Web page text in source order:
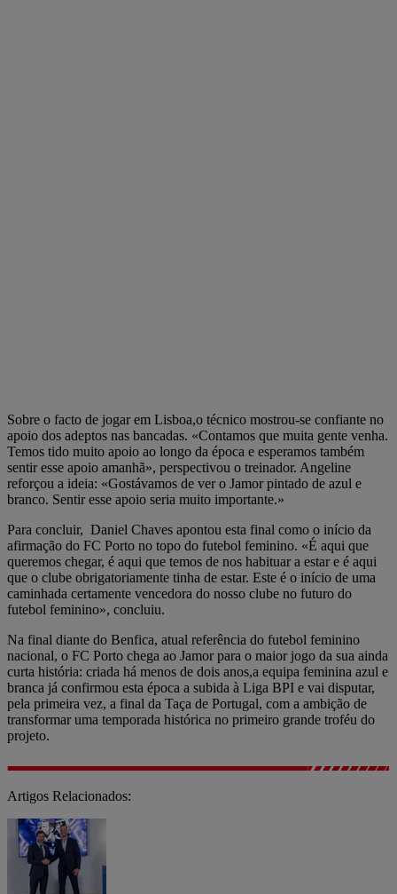
Sobre o facto de jogar em Lisboa,o técnico mostrou-se confiante no
apoio dos adeptos nas bancadas. «Contamos que muita gente venha.
Temos tido muito apoio ao longo da época e esperamos também
sentir esse apoio amanhã», perspectivou o treinador. Angeline
reforçou a ideia: «Gostávamos de ver o Jamor pintado de azul e
branco. Sentir esse apoio seria muito importante.»
Para concluir, Daniel Chaves apontou esta final como o início da
afirmação do FC Porto no topo do futebol feminino. «É aqui que
queremos chegar, é aqui que temos de nos habituar a estar e é aqui
que o clube obrigatoriamente tinha de estar. Este é o início de uma
caminhada certamente vencedora do nosso clube no futuro do
futebol feminino», concluiu.
Na final diante do Benfica, atual referência do futebol feminino
nacional, o FC Porto chega ao Jamor para o maior jogo da sua ainda
curta história: criada há menos de dois anos,a equipa feminina azul e
branca já confirmou esta época a subida à Liga BPI e vai disputar,
pela primeira vez, a final da Taça de Portugal, com a ambição de
transformar uma temporada histórica no primeiro grande troféu do
projeto.
Artigos Relacionados: